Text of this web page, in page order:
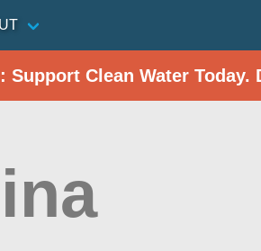
Clean Water Today.